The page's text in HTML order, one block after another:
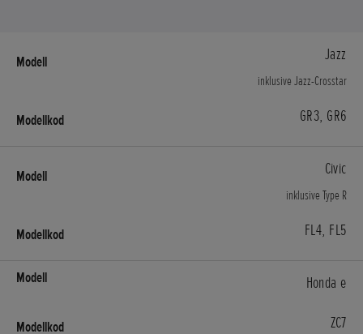
Jazz
inklusive Jazz-Crosstar
GR3, GR6
Civic
inklusive Type R
FL4, FL5
Honda e
ZC7